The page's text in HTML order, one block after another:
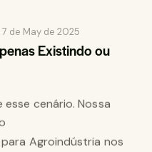
7 de May de 2025
Existindo ou